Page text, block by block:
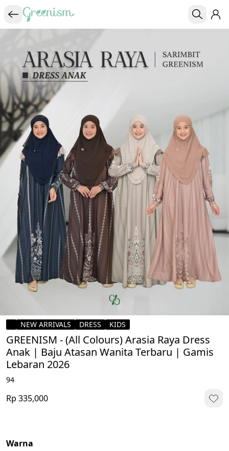
NEW ARRIVALS DRESS KIDS
GREENISM - (All Colours) Arasia Raya Dress
Anak | Baju Atasan Wanita Terbaru | Gamis
Lebaran 2026
94
Rp 335,000
Warna